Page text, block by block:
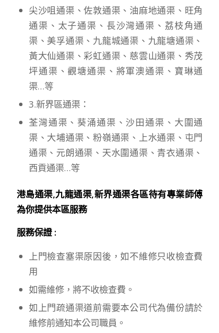
尖沙咀通渠、佐敦通渠、油麻地通渠、旺角
通渠、太子通渠、長沙灣通渠、荔枝角通
渠、美孚通渠、九龍城通渠、九龍塘通渠、
黃大仙通渠、彩虹通渠、慈雲山通渠、秀茂
坪通渠、觀塘通渠、將軍澳通渠、寶琳通
渠…等
3.新界區通渠：
荃灣通渠、葵涌通渠、沙田通渠、大圍通
渠、大埔通渠、粉嶺通渠、上水通渠、屯門
通渠、元朗通渠、天水圍通渠、青衣通渠、
西貢通渠…等
港島通渠,九龍通渠,新界通渠各區待有專業師傅
為你提供本區服務
服務保證 :
上門檢查塞渠原因後，如不維修只收檢查費
用
如需維修，將不收檢查費。
如上門疏通渠道前需要本公司代為備份請於
維修前通知本公司職員。